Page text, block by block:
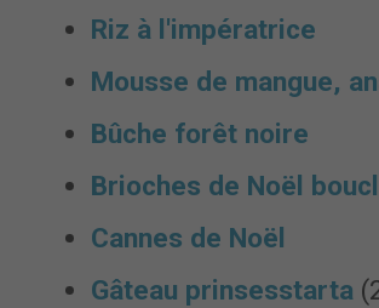
Riz à l'impératrice
Mousse de mangue,
Bûche forêt noire
Brioches de Noël
Cannes de Noël
Gâteau prinsesstarta